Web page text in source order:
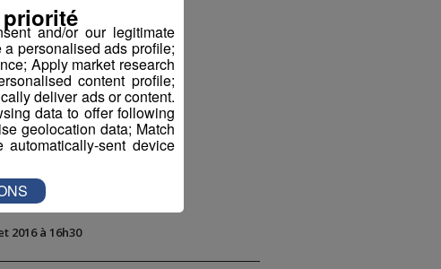
Twitter
2016 à 16h30
and/or our legitimate
personalised ads profile;
Apply market research
content profile;
deliver ads or content.
data to offer following
geolocation data; Match
sent device
priorité